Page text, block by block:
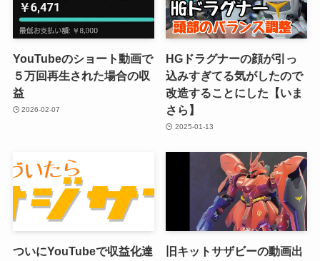
YouTubeのショート動画で
５万回再生された場合の収
益
2026-02-07
HGドラグナーの顔が引っ
込みすぎてる気がしたので
改造することにした【いま
さら】
2025-01-13
ついにYouTubeで収益化達
旧キットサザビーの動画出